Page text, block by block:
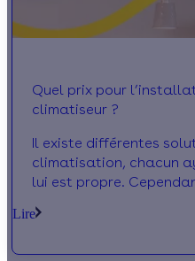
Quel prix pour
climatiseur ?
Il existe différentes
climatisation, chacun
lui est propre.
qui peuvent
Lire